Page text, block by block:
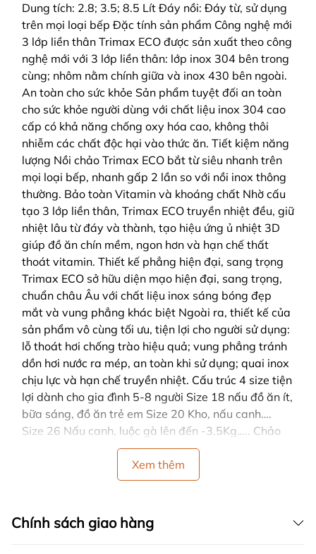
Dung tích: 2.8; 3.5; 8.5 Lít Đáy nồi: Đáy từ, sử dụng
trên mọi loại bếp Đặc tính sản phẩm Công nghệ mới
3 lớp liền thân Trimax ECO được sản xuất theo công
nghệ mới với 3 lớp liền thân: lớp inox 304 bên trong
cùng; nhôm nằm chính giữa và inox 430 bên ngoài.
An toàn cho sức khỏe Sản phẩm tuyệt đối an toàn
cho sức khỏe người dùng với chất liệu inox 304 cao
cấp có khả năng chống oxy hóa cao, không thôi
nhiễm các chất độc hại vào thức ăn. Tiết kiệm năng
lượng Nồi chảo Trimax ECO bắt từ siêu nhanh trên
mọi loại bếp, nhanh gấp 2 lần so với nồi inox thông
thường. Bảo toàn Vitamin và khoáng chất Nhờ cấu
tạo 3 lớp liền thân, Trimax ECO truyền nhiệt đều, giữ
nhiệt lâu từ đáy và thành, tạo hiệu ứng ủ nhiệt 3D
giúp đồ ăn chín mềm, ngon hơn và hạn chế thất
thoát vitamin. Thiết kế phẳng hiện đại, sang trọng
Trimax ECO sở hữu diện mạo hiện đại, sang trọng,
chuẩn châu Âu với chất liệu inox sáng bóng đẹp
mắt và vung phẳng khác biệt Ngoài ra, thiết kế của
sản phẩm vô cùng tối ưu, tiện lợi cho người sử dụng:
lỗ thoát hơi chống trào hiệu quả; vung phẳng tránh
dồn hơi nước ra mép, an toàn khi sử dụng; quai inox
chịu lực và hạn chế truyền nhiệt. Cấu trúc 4 size tiện
lợi dành cho gia đình 5-8 người Size 18 nấu đồ ăn ít,
bữa sáng, đồ ăn trẻ em Size 20 Kho, nấu canh….
Size 26 Nấu canh, luộc gà lên đến -3.5Kg….. Chảo
chống dính 26cm giúp chiên, rán, xào nấu dễ dàng.
Xem thêm
Chính sách giao hàng